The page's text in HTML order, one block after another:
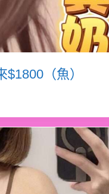
$1800（魚）